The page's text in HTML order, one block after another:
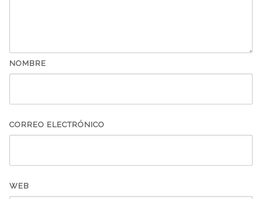
NOMBRE
CORREO ELECTRÓNICO
WEB